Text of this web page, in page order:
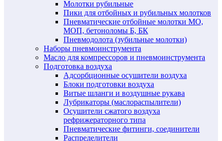
Молотки рубильные
Пики для отбойных и рубильных молотков
Пневматические отбойные молотки МО,
МОП, бетоноломы Б, БК
Пневмодолота (зубильные молотки)
Наборы пневмоинструмента
Масло для компрессоров и пневмоинструмента
Подготовка воздуха
Адсорбционные осушители воздуха
Блоки подготовки воздуха
Витые шланги и воздушные рукава
Лубрикаторы (маслораспылители)
Осушители сжатого воздуха
рефрижераторного типа
Пневматические фитинги, соединители
Распределители